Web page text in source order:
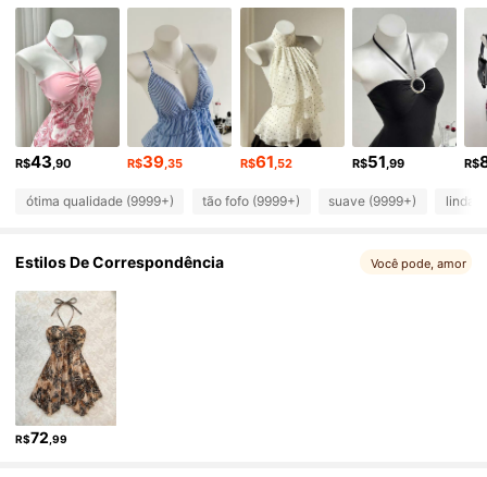
4,81 1.1M Seguidores
4,81 1.1M Seguidores
4,81 1.1M Seguidores
1.1M Seguidores
R$43 ,90 R$39 ,35 R$61 ,52 R$51 ,99 R$
ótima qualidade (9999+) tão fofo (9999+) suave (9999+) linda
Estilos De Correspondência Você pode, amor
R$72,99